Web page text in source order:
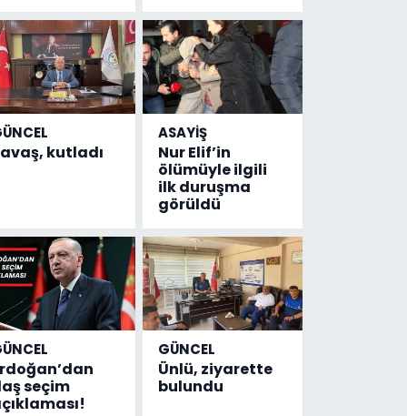
kutladı
ASAYİŞ
Nur Elif’in
ölümüyle ilgili
ilk duruşma
görüldü
seçim
GÜNCEL
Ünlü, ziyarette
bulundu